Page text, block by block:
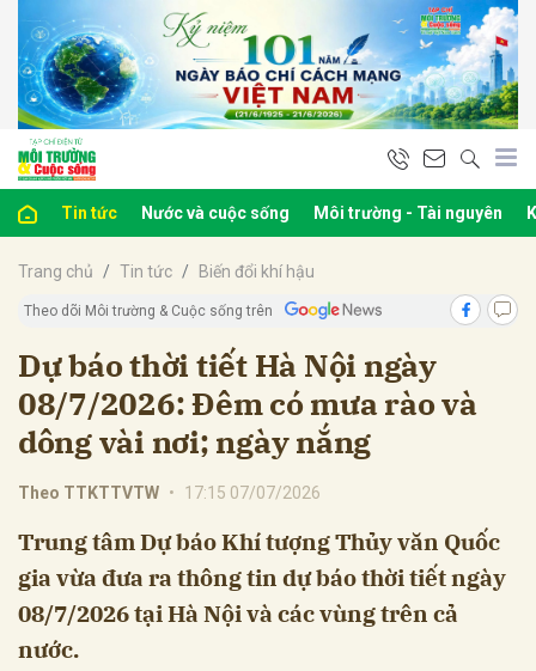
Tin tức Nước và cuộc sống Môi trường - Tài nguyên
Trang chủ Tin tức Biến đổi khí hậu
Theo dõi Môi trường & Cuộc sống trên
Dự báo thời tiết Hà Nội ngày
08/7/2026: Đêm có mưa rào và
dông vài nơi; ngày nắng
Theo TTKTTVTW • 17:15 07/07/2026
Trung tâm Dự báo Khí tượng Thủy văn Quốc
gia vừa đưa ra thông tin dự báo thời tiết ngày
08/7/2026 tại Hà Nội và các vùng trên cả
nước.
luận
Hủy